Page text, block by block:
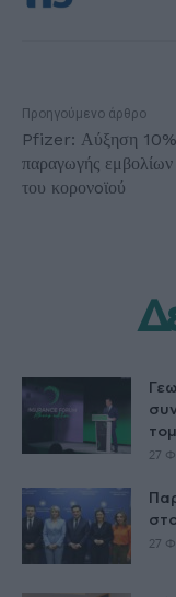
Προηγούμενο άρθρο
Pfizer: Αύξηση 10%
παραγωγής
του κορονoϊού
27
27